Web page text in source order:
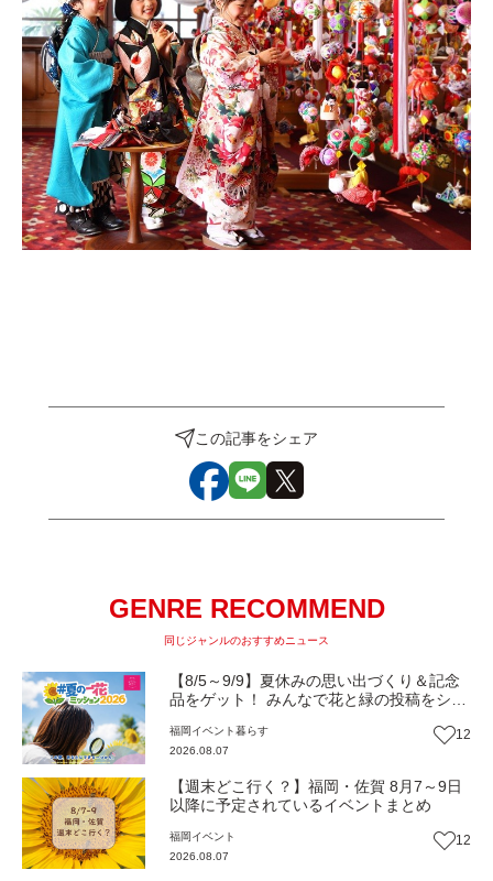
この記事をシェア
GENRE RECOMMEND
同じジャンルのおすすめニュース
【8/5～9/9】夏休みの思い出づくり＆記念
品をゲット！ みんなで花と緑の投稿をシェ
レンジ【一人一花はなきん便り】Vol.55
福岡 イベント暮らす
2026.08.07
12
【週末どこ行く？】福岡・佐賀 8月7～9日
以降に予定されているイベントまとめ
福岡 イベント
2026.08.07
12